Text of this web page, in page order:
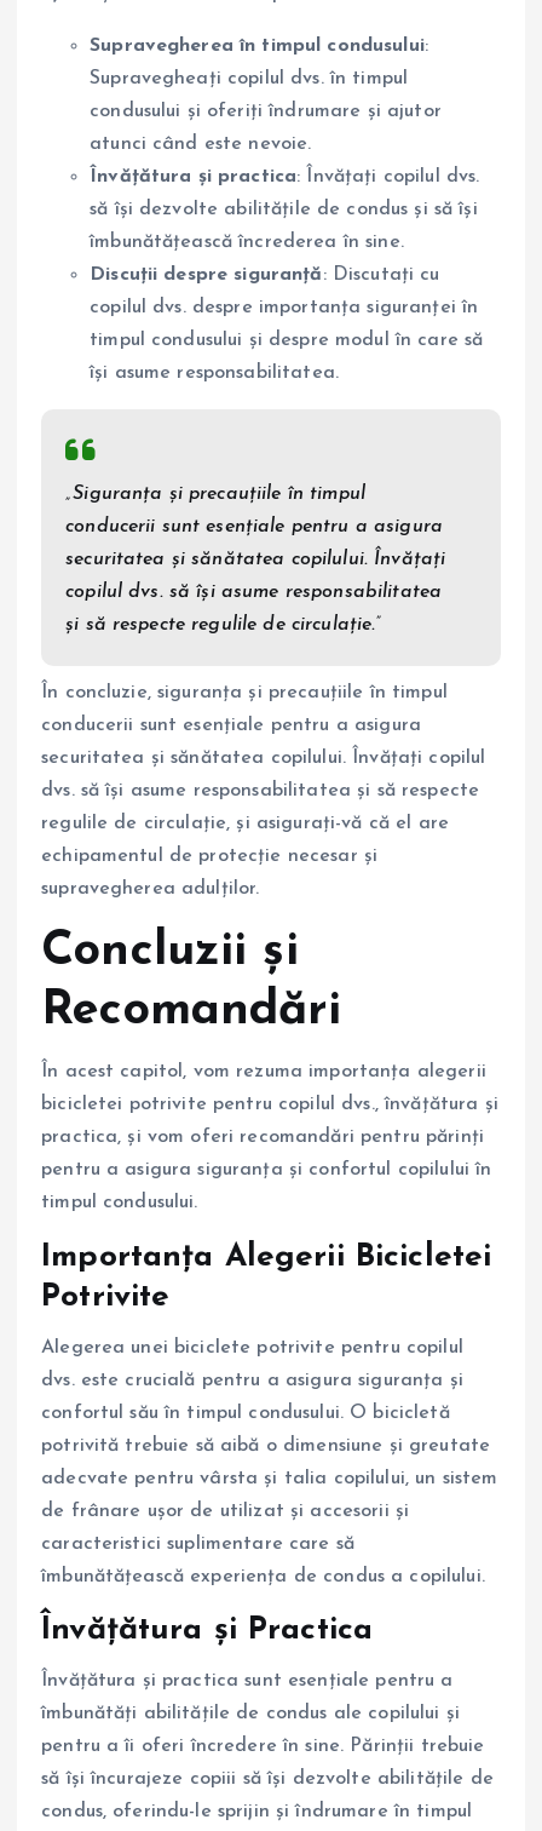
Supravegherea în timpul condusului:
Supravegheați copilul dvs. în timpul
condusului și oferiți îndrumare și ajutor
atunci când este nevoie.
Învățătura și practica: Învățați copilul dvs.
să își dezvolte abilitățile de condus și să își
îmbunătățească încrederea în sine.
Discuții despre siguranță: Discutați cu
copilul dvs. despre importanța siguranței în
timpul condusului și despre modul în care să
își asume responsabilitatea.
„Siguranța și precauțiile în timpul
conducerii sunt esențiale pentru a asigura
securitatea și sănătatea copilului. Învățați
copilul dvs. să își asume responsabilitatea
și să respecte regulile de circulație.”
În concluzie, siguranța și precauțiile în timpul
conducerii sunt esențiale pentru a asigura
securitatea și sănătatea copilului. Învățați copilul
dvs. să își asume responsabilitatea și să respecte
regulile de circulație, și asigurați-vă că el are
echipamentul de protecție necesar și
supravegherea adulților.
Concluzii și
Recomandări
În acest capitol, vom rezuma importanța alegerii
bicicletei potrivite pentru copilul dvs., învățătura și
practica, și vom oferi recomandări pentru părinți
pentru a asigura siguranța și confortul copilului în
timpul condusului.
Importanța Alegerii Bicicletei
Potrivite
Alegerea unei biciclete potrivite pentru copilul
dvs. este crucială pentru a asigura siguranța și
confortul său în timpul condusului. O bicicletă
potrivită trebuie să aibă o dimensiune și greutate
adecvate pentru vârsta și talia copilului, un sistem
de frânare ușor de utilizat și accesorii și
caracteristici suplimentare care să
îmbunătățească experiența de condus a copilului.
Învățătura și Practica
Învățătura și practica sunt esențiale pentru a
îmbunătăți abilitățile de condus ale copilului și
pentru a îi oferi încredere în sine. Părinții trebuie
să își încurajeze copiii să își dezvolte abilitățile de
condus, oferindu-le sprijin și îndrumare în timpul